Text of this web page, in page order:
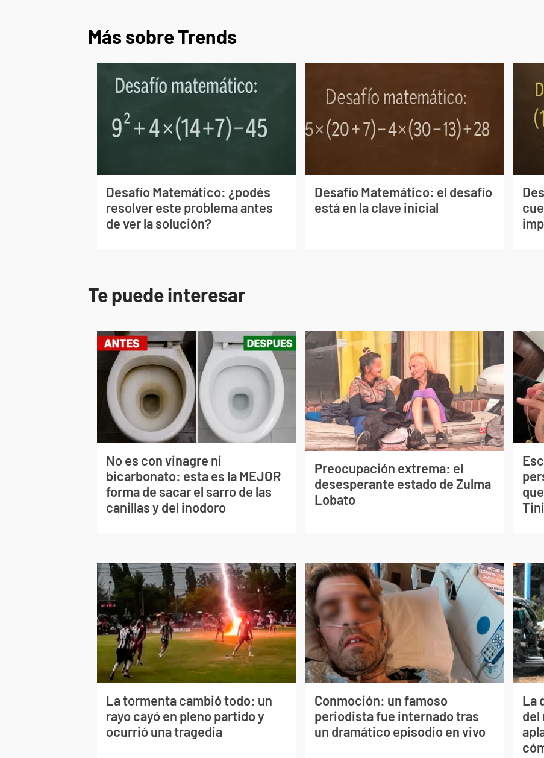
Más sobre Trends
Desafío Matemático: ¿podés
resolver este problema antes
de ver la solución?
Desafío Matemático: el desafío
está en la clave inicial
Te puede interesar
No es con vinagre ni
bicarbonato: esta es la MEJOR
forma de sacar el sarro de las
canillas y del inodoro
Preocupación extrema: el
desesperante estado de Zulma
Lobato
La tormenta cambió todo: un
rayo cayó en pleno partido y
ocurrió una tragedia
Conmoción: un famoso
periodista fue internado tras
un dramático episodio en vivo
La
del